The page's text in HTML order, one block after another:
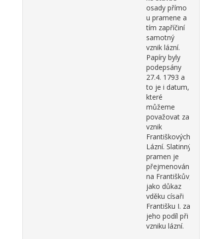
osady přímo
u pramene a
tím zapříčiní
samotný
vznik lázní.
Papíry byly
podepsány
27.4. 1793 a
to je i datum,
které
můžeme
považovat za
vznik
Františkových
Lázní. Slatinný
pramen je
přejmenován
na Františkův,
jako důkaz
vděku císaři
Františku I. za
jeho podíl při
vzniku lázní.